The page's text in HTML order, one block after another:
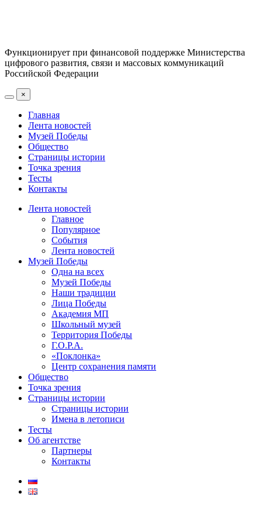
Функционирует при финансовой поддержке Министерства
цифрового развития, связи и массовых коммуникаций
Российской Федерации
×
Главная
Лента новостей
Музей Победы
Общество
Страницы истории
Точка зрения
Тесты
Контакты
Лента новостей
Главное
Популярное
События
Лента новостей
Музей Победы
Одна на всех
Музей Победы
Наши традиции
Лица Победы
Академия МП
Школьный музей
Территория Победы
Г.О.Р.А.
«Поклонка»
Центр сохранения памяти
Общество
Точка зрения
Страницы истории
Страницы истории
Имена в летописи
Тесты
Об агентстве
Партнеры
Контакты